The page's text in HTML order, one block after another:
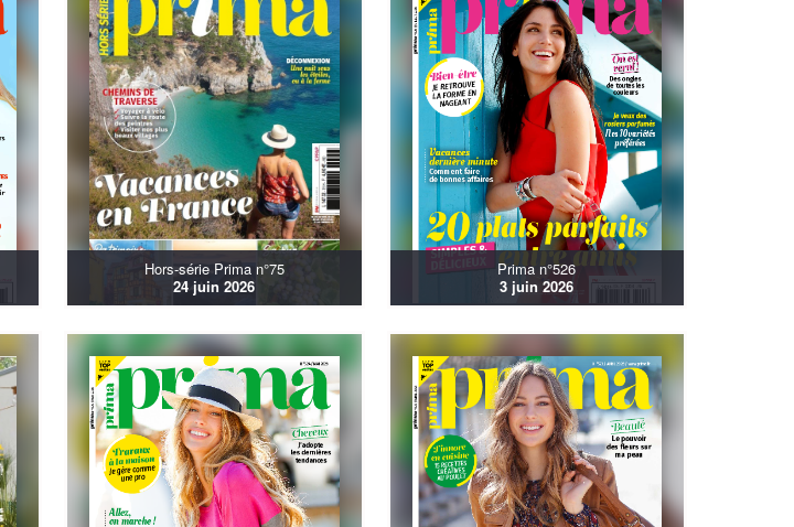
Hors-série Prima n°75
24 juin 2026
Prima n°526
3 juin 2026